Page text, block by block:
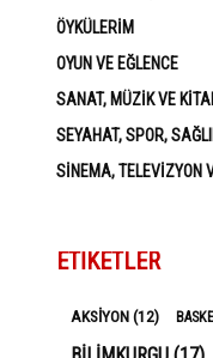
ÖYKÜLERIM
OYUN VE EĞLENCE
SANAT, MÜZIK VE
SEYAHAT, SPOR,
SINEMA, TELEVIZYON
ETIKETLER
AKSIYON(12)